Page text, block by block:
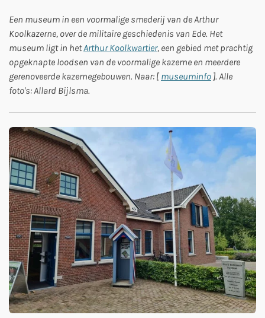
Een museum in een voormalige smederij van de Arthur
Koolkazerne, over de militaire geschiedenis van Ede. Het
museum ligt in hetArthur Koolkwartier, een gebied met prachtig
opgeknapte loodsen van de voormalige kazerne en meerdere
gerenoveerde kazernegebouwen. Naar: [ museuminfo ]. Alle
foto's: Allard Bijlsma.